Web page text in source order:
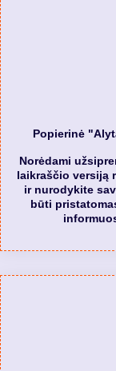
Popierinė
Norėdami
laikraščio versiją
ir nurodykite
būti